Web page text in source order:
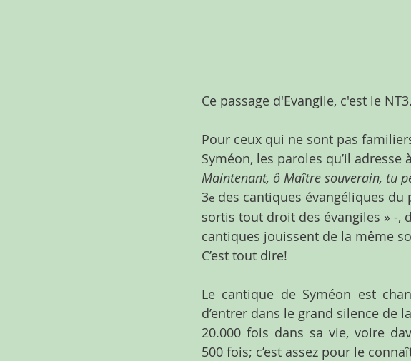
Ce passage d'Evangile, c'est le
Pour ceux qui ne sont pas
Syméon, les paroles qu’il
Maintenant, ô Maître souverain, tu
3e des cantiques évangéliques du
sortis tout droit des évangiles » -,
cantiques jouissent de la même
C’est tout dire!
Le cantique de Syméon est
d’entrer dans le grand silence de
20.000 fois dans sa vie, voire
500 fois; c’est assez pour le